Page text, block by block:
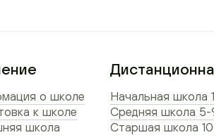
о школе
к школе
школа
Начальная школа
Средняя школа 5-
Старшая школа